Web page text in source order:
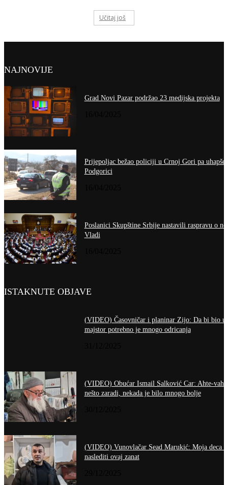
Učitaj još
NAJNOVIJE
Grad Novi Pazar podržao 23 medijska projekta
Prijepoljac bežao policiji u Crnoj Gori pa
Podgorici
Poslanici Skupštine Srbije nastavili raspravu o
Vladi
ISTAKNUTE OBJAVE
(VIDEO) Časovničar i planinar Zijo: Da bi bio
majstor potrebno je mnogo odricanja
(VIDEO) Obućar Ismail Salković Car: Ahte-
nešto zaradi, nekada je bilo mnogo bolje
(VIDEO) Vunovlačar Sead Marukić: Moja deca
naslediti ovaj zanat